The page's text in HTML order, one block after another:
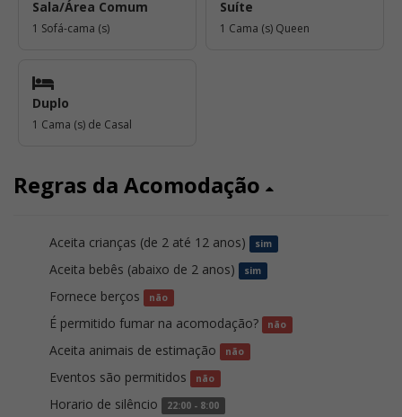
Sala/Área Comum
1 Sofá-cama (s)
Suíte
1 Cama (s) Queen
Duplo
1 Cama (s) de Casal
Regras da Acomodação
Aceita crianças (de 2 até 12 anos) sim
Aceita bebês (abaixo de 2 anos) sim
Fornece berços não
É permitido fumar na acomodação? não
Aceita animais de estimação não
Eventos são permitidos não
Horario de silêncio 22:00 - 8:00